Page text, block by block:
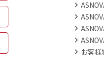
お客